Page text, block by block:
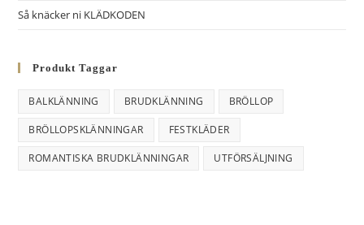
Så knäcker ni KLÄDKODEN
Produkt Taggar
BALKLÄNNING BRUDKLÄNNING BRÖLLOP
BRÖLLOPSKLÄNNINGAR FESTKLÄDER
ROMANTISKA BRUDKLÄNNINGAR UTFÖRSÄLJNING